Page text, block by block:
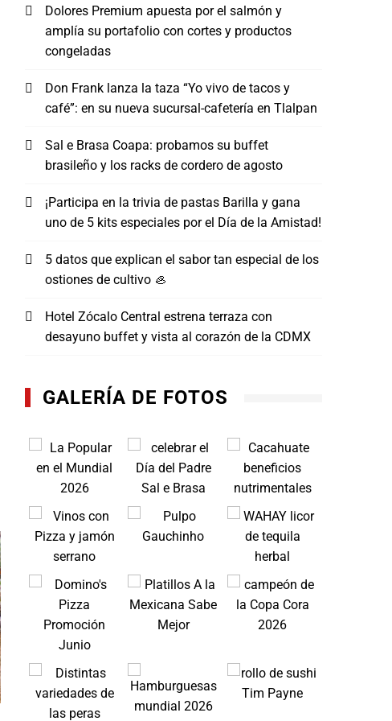
Dolores Premium apuesta por el salmón y
amplía su portafolio con cortes y productos
congeladas
Don Frank lanza la taza “Yo vivo de tacos y
café”: en su nueva sucursal-cafetería en Tlalpan
Sal e Brasa Coapa: probamos su buffet
brasileño y los racks de cordero de agosto
¡Participa en la trivia de pastas Barilla y gana
uno de 5 kits especiales por el Día de la Amistad!
5 datos que explican el sabor tan especial de los
ostiones de cultivo 🦪
Hotel Zócalo Central estrena terraza con
desayuno buffet y vista al corazón de la CDMX
GALERÍA DE FOTOS